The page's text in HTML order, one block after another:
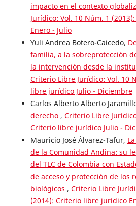
impacto en el contexto
Jurídico: Vol. 10 Núm. 1
Enero - Julio
Yuli Andrea Botero-Caicedo,
familia, a la sobreprotección
la intervención desde la
Criterio Libre Jurídico: Vol. 10
libre jurídico Julio - Diciembre
Carlos Alberto Alberto
derecho , Criterio Libre
Criterio libre jurídico Julio -
Mauricio José Álvarez-Tafur,
de la Comunidad Andina: su
del TLC de Colombia con
de acceso y protección de los
biológicos , Criterio Libre
(2014): Criterio libre jurídico